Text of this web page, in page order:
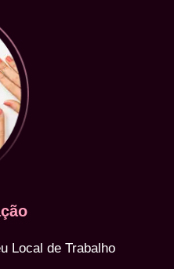
Local de Trabalho